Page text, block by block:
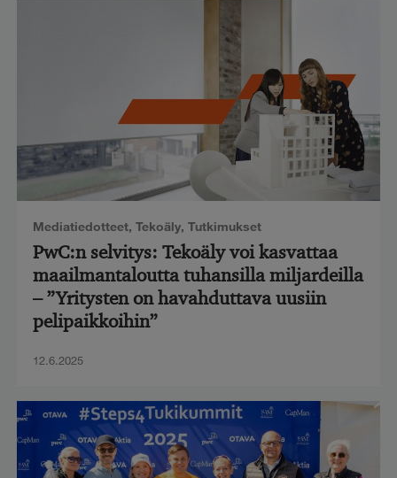
Mediatiedotteet, Tekoäly, Tutkimukset
PwC:n selvitys: Tekoäly voi kasvattaa
maailmantaloutta tuhansilla miljardeilla
– ”Yritysten on havahduttava uusiin
pelipaikkoihin”
12.6.2025